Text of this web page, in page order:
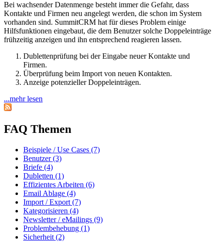
Bei wachsender Datenmenge besteht immer die Gefahr, dass
Kontakte und Firmen neu angelegt werden, die schon im System
vorhanden sind. SummitCRM hat für dieses Problem einige
Hilfsfunktionen eingebaut, die dem Benutzer solche Doppeleinträge
frühzeitig anzeigen und ihn entsprechend reagieren lassen.
Dublettenprüfung bei der Eingabe neuer Kontakte und
Firmen.
Überprüfung beim Import von neuen Kontakten.
Anzeige potenzieller Doppeleinträgen.
...mehr lesen
FAQ Themen
Beispiele / Use Cases (7)
Benutzer (3)
Briefe (4)
Dubletten (1)
Effizientes Arbeiten (6)
Email Ablage (4)
Import / Export (7)
Kategorisieren (4)
Newsletter / eMailings (9)
Problembehebung (1)
Sicherheit (2)